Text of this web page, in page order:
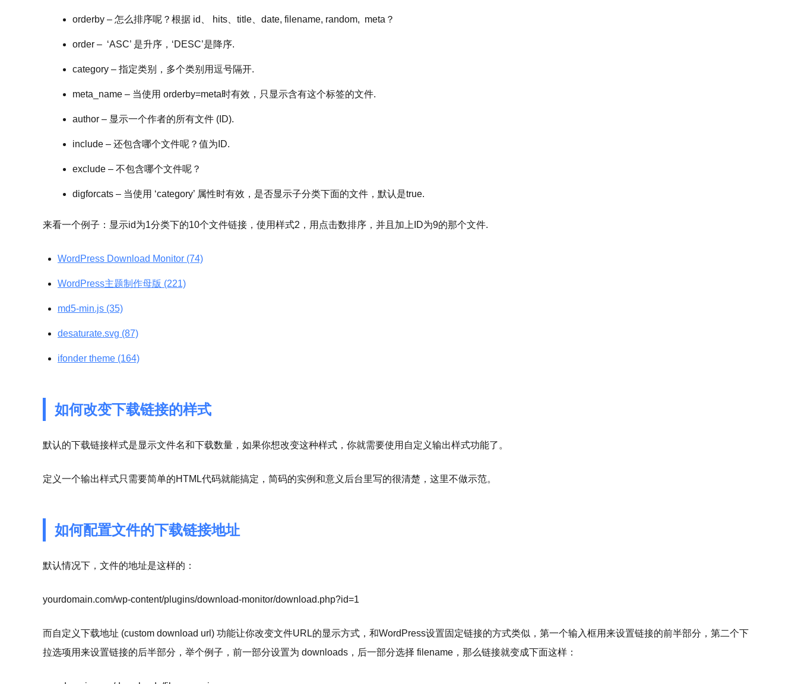
orderby – 怎么排序呢？根据 id、 hits、title、date, filename, random, meta？
order – ‘ASC’ 是升序，‘DESC’是降序.
category – 指定类别，多个类别用逗号隔开.
meta_name – 当使用 orderby=meta时有效，只显示含有这个标签的文件.
author – 显示一个作者的所有文件 (ID).
include – 还包含哪个文件呢？值为ID.
exclude – 不包含哪个文件呢？
digforcats – 当使用 ‘category’ 属性时有效，是否显示子分类下面的文件，默认是true.
来看一个例子：显示id为1分类下的10个文件链接，使用样式2，用点击数排序，并且加上ID为9的那个文件.
WordPress Download Monitor (74)
WordPress主题制作母版 (221)
md5-min.js (35)
desaturate.svg (87)
ifonder theme (164)
如何改变下载链接的样式
默认的下载链接样式是显示文件名和下载数量，如果你想改变这种样式，你就需要使用自定义输出样式功能了。
定义一个输出样式只需要简单的HTML代码就能搞定，简码的实例和意义后台里写的很清楚，这里不做示范。
如何配置文件的下载链接地址
默认情况下，文件的地址是这样的：
yourdomain.com/wp-content/plugins/download-monitor/download.php?id=1
而自定义下载地址 (custom download url) 功能让你改变文件URL的显示方式，和WordPress设置固定链接的方式类似，第一个输入框用来设置链接的前半部分，第二个下
拉选项用来设置链接的后半部分，举个例子，前一部分设置为 downloads，后一部分选择 filename，那么链接就变成下面这样：